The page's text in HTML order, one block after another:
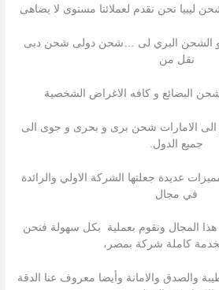
ليبيا نحن نقدم لعملائنا مستوى لا يضاهى
الشحن البري لى …شحن دولى شحن دبى
نقل من
البضائع و كافه الاغراض الشخصية
الامارات شحن برى و بحرى و جوى الى
جميع الدول.
عديدة جعلتها الشركة الاولي والرائدة
في مجال
المجال ونقوم بعملية بكل سهولة فنحن
كاملة شركة بمصر،
والصدق والامانة وأيضا معروف عنا الدقة